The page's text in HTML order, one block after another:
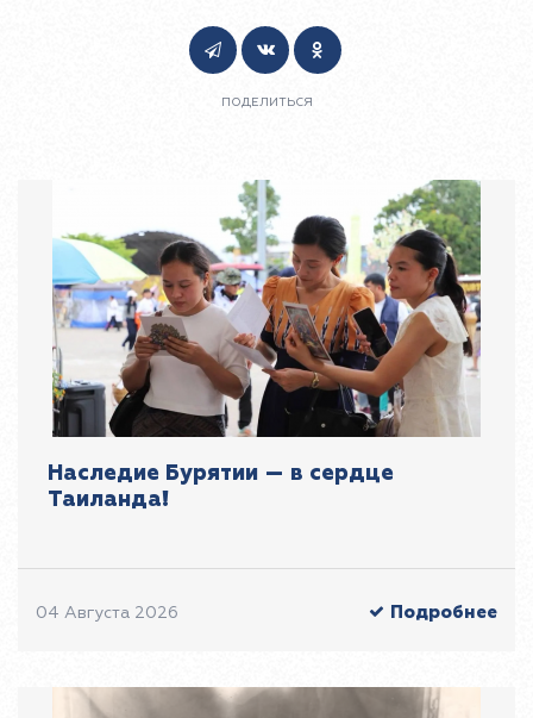
ПОДЕЛИТЬСЯ
Наследие Бурятии — в сердце
Таиланда!
04 Августа 2026 Подробнее